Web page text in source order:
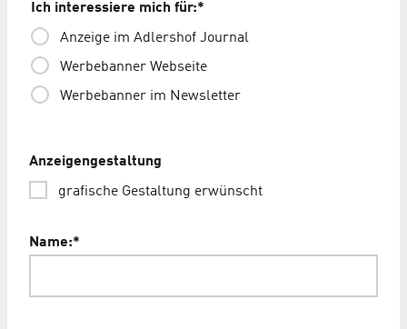
Ich interessiere mich für:*
Anzeige im Adlershof Journal
Werbebanner Webseite
Werbebanner im Newsletter
Anzeigengestaltung
grafische Gestaltung erwünscht
Name:*